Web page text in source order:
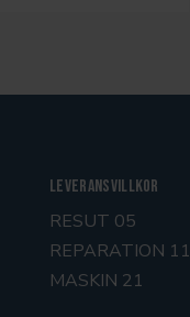
Leveransvillkor
RESUT 05
REPARATION 11
MASKIN 21